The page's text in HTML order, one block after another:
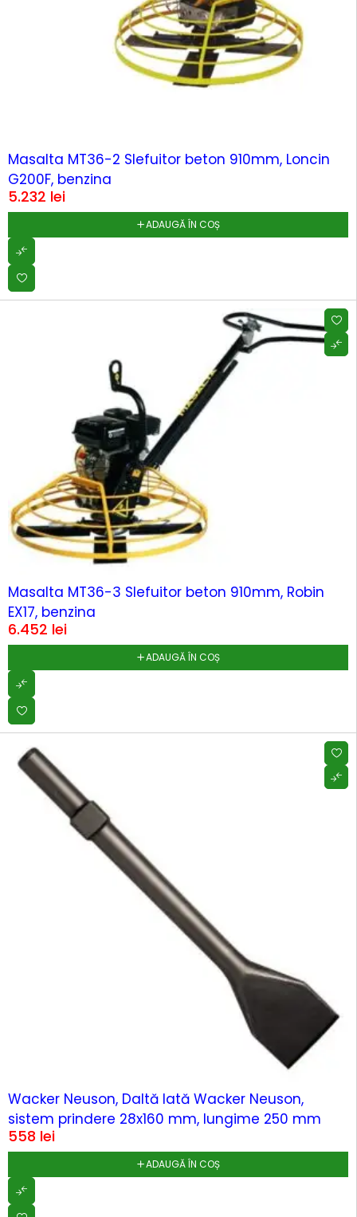
Masalta MT36-2 Slefuitor beton 910mm, Loncin
G200F, benzina
5.232 lei
ADAUGĂ ÎN COȘ
Masalta MT36-3 Slefuitor beton 910mm, Robin
EX17, benzina
6.452 lei
ADAUGĂ ÎN COȘ
Wacker Neuson, Daltă lată Wacker Neuson,
sistem prindere 28x160 mm, lungime 250 mm
558 lei
ADAUGĂ ÎN COȘ